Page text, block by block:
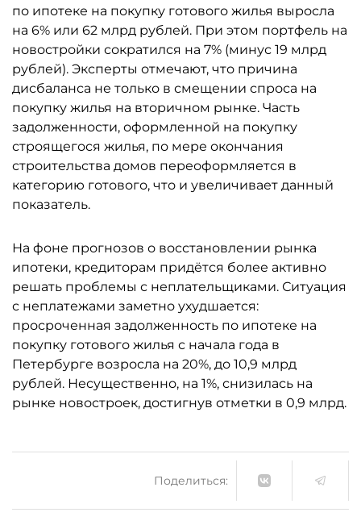
по ипотеке на покупку готового жилья выросла
на 6% или 62 млрд рублей. При этом портфель на
новостройки сократился на 7% (минус 19 млрд
рублей). Эксперты отмечают, что причина
дисбаланса не только в смещении спроса на
покупку жилья на вторичном рынке. Часть
задолженности, оформленной на покупку
строящегося жилья, по мере окончания
строительства домов переоформляется в
категорию готового, что и увеличивает данный
показатель.
На фоне прогнозов о восстановлении рынка
ипотеки, кредиторам придётся более активно
решать проблемы с неплательщиками. Ситуация
с неплатежами заметно ухудшается:
просроченная задолженность по ипотеке на
покупку готового жилья с начала года в
Петербурге возросла на 20%, до 10,9 млрд
рублей. Несущественно, на 1%, снизилась на
рынке новостроек, достигнув отметки в 0,9 млрд.
Поделиться: